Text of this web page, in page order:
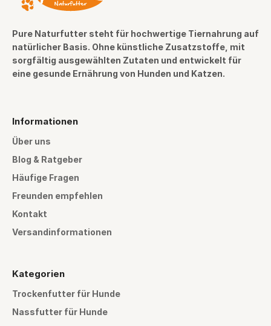
Pure Naturfutter steht für hochwertige Tiernahrung auf
natürlicher Basis. Ohne künstliche Zusatzstoffe, mit
sorgfältig ausgewählten Zutaten und entwickelt für
eine gesunde Ernährung von Hunden und Katzen.
Informationen
Über uns
Blog & Ratgeber
Häufige Fragen
Freunden empfehlen
Kontakt
Versandinformationen
Kategorien
Trockenfutter für Hunde
Nassfutter für Hunde